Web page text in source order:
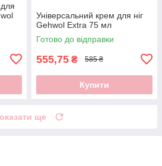
Універсальний крем для ніг
Gehwol Extra 75 мл
Готово до відправки
555,75 ₴ 585 ₴
Купити
ще